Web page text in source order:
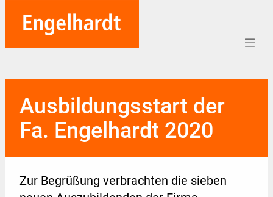
Aufträge
Ausbildungsstart der
Fa. Engelhardt 2020
Zur Begrüßung verbrachten die sieben